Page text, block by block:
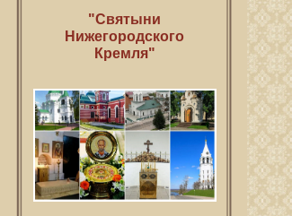
"Святыни
Нижегородского
Кремля"